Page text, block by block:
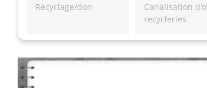
Recyclage/don
Canalisation
recycleries